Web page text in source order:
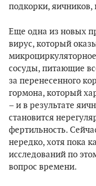
подкорки, яичников,
Еще одна из новых
вирус, который
сосуды, питающие
за перенесенного
гормона, который
– и в результате
становится
фертильность.
нередко, хотя пока
исследований по
вопрос времени.